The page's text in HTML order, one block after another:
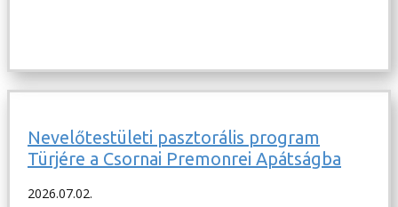
Nevelőtestületi pasztorális program
Türjére a Csornai Premonrei Apátságba
2026.07.02.